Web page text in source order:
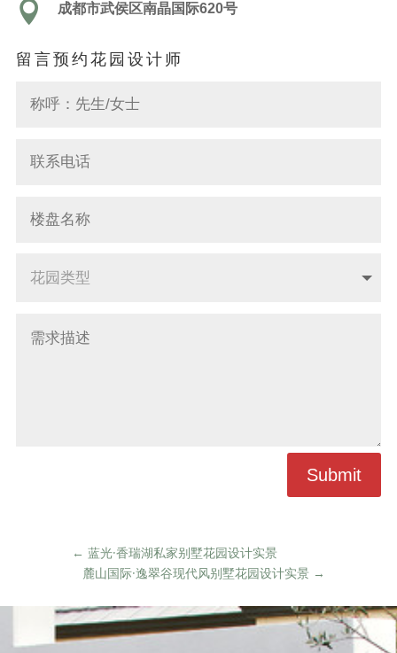
 成都市武侯区南晶国际620号
留言预约花园设计师
Submit
← 蓝光·香瑞湖私家别墅花园设计实景
麓山国际·逸翠谷现代风别墅花园设计实景 →